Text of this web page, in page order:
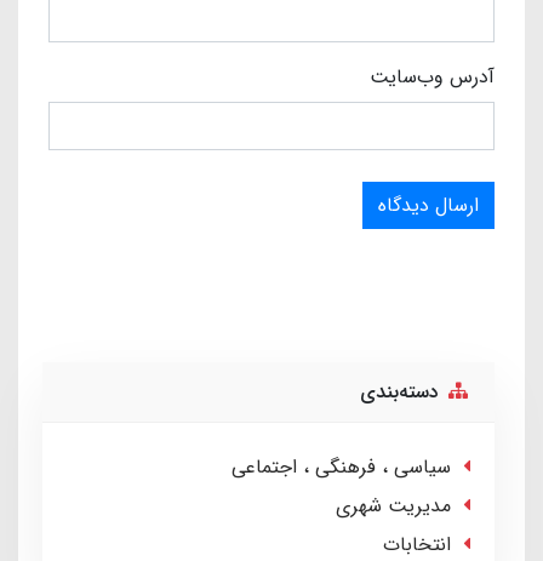
آدرس وب‌سایت
ارسال دیدگاه
دسته‌بندی
سیاسی ، فرهنگی ، اجتماعی
مدیریت شهری
انتخابات